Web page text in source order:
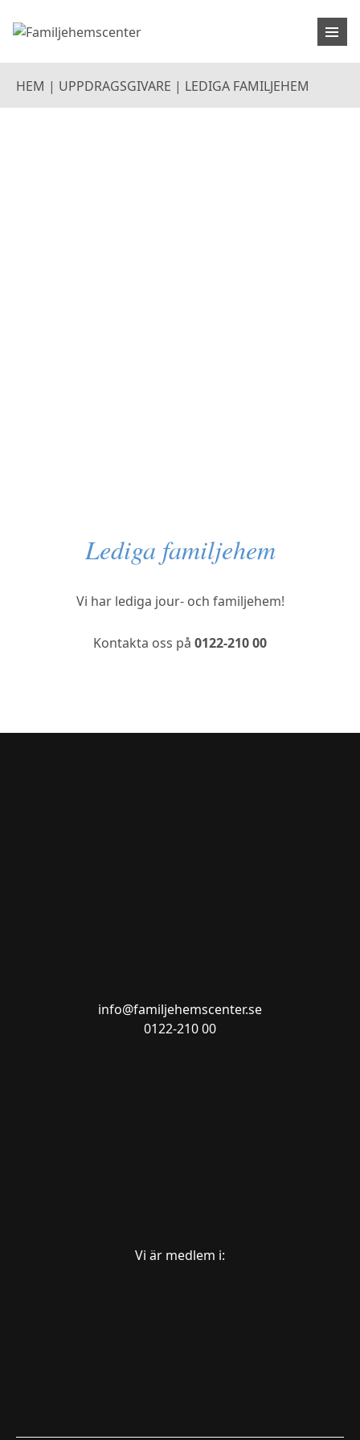
HEM | UPPDRAGSGIVARE | LEDIGA FAMILJEHEM
Lediga familjehem
Vi har lediga jour- och familjehem!
Kontakta oss på 0122-210 00
info@familjehemscenter.se
0122-210 00
Vi är medlem i: